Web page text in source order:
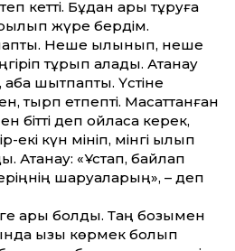
кетті. Бұдан ары тұруға
жүре бердім.
Неше қылқынып, неше
тұрып қалады. Ақтанау
шытпапты. Үстіне
тырп етпепті. Масаттанған
бітті деп ойласа керек,
екі күн мініп, мінгі қылып
Ақтанау: «Ұстап, байлап
шаруа­ларың», – деп
қарық болды. Таң бозымен
қызық көрмек болып